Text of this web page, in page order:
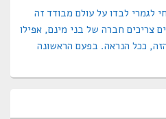
לגמרי לבדו על עולם מבודד זה
צריכים חברה של בני מינם, אפילו
ככל הנראה. בפעם הראשונה